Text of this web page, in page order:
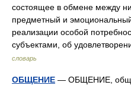
состоящее в обмене между
предметный и
реализации особой
субъектами, об
словарь
ОБЩЕНИЕ — ОБЩЕНИЕ,